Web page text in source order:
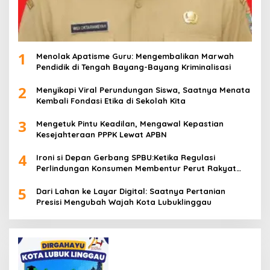
1
Menolak Apatisme Guru: Mengembalikan Marwah
Pendidik di Tengah Bayang-Bayang Kriminalisasi
2
Menyikapi Viral Perundungan Siswa, Saatnya Menata
Kembali Fondasi Etika di Sekolah Kita
3
Mengetuk Pintu Keadilan, Mengawal Kepastian
Kesejahteraan PPPK Lewat APBN
4
Ironi si Depan Gerbang SPBU:Ketika Regulasi
Perlindungan Konsumen Membentur Perut Rakyat
5
Dari Lahan ke Layar Digital: Saatnya Pertanian
Presisi Mengubah Wajah Kota Lubuklinggau